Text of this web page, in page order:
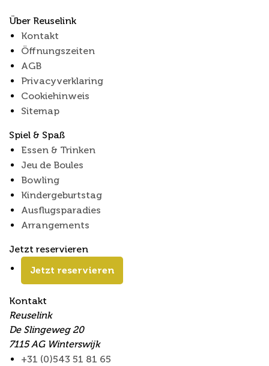
Über Reuselink
Kontakt
Öffnungszeiten
AGB
Privacyverklaring
Cookiehinweis
Sitemap
Spiel & Spaß
Essen & Trinken
Jeu de Boules
Bowling
Kindergeburtstag
Ausflugsparadies
Arrangements
Jetzt reservieren
Jetzt reservieren
Kontakt
Reuselink
De Slingeweg 20
7115 AG Winterswijk
+31 (0)543 51 81 65